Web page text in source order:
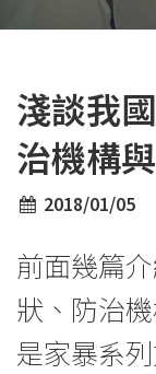
淺談我
治機構
2018/01/05
前面幾篇
狀、防治
是家暴系